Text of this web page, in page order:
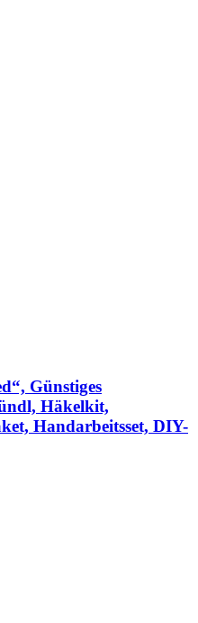
Günstiges
Häkelkit,
Handarbeitsset, DIY-